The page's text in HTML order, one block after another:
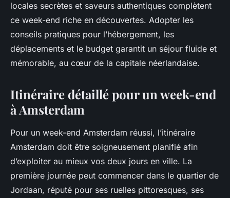
locales secrètes et saveurs authentiques complètent
ce week-end riche en découvertes. Adopter les
conseils pratiques pour l’hébergement, les
déplacements et le budget garantit un séjour fluide et
mémorable, au cœur de la capitale néerlandaise.
Itinéraire détaillé pour un week-end
à Amsterdam
Pour un week-end Amsterdam réussi, l’itinéraire
Amsterdam doit être soigneusement planifié afin
d’exploiter au mieux vos deux jours en ville. La
première journée peut commencer dans le quartier de
Jordaan, réputé pour ses ruelles pittoresques, ses